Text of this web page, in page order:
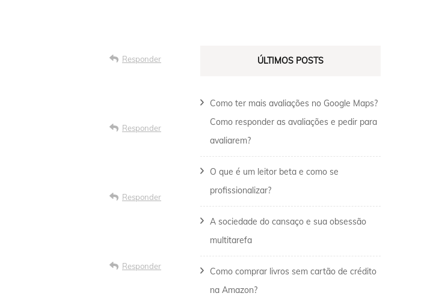
Responder
Responder
Responder
Responder
ÚLTIMOS POSTS
Como ter mais avaliações no Google Maps?
Como responder as avaliações e pedir para
avaliarem?
O que é um leitor beta e como se
profissionalizar?
A sociedade do cansaço e sua obsessão
multitarefa
Como comprar livros sem cartão de crédito
na Amazon?